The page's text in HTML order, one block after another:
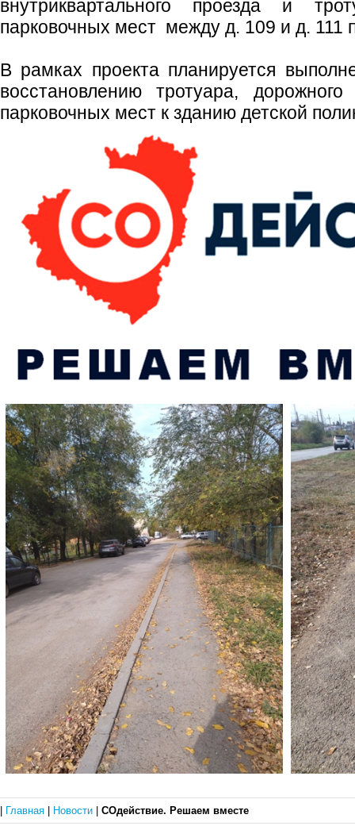
внутриквартального проезда и
парковочных мест между д. 109 и д. 111
В рамках проекта планируется
восстановлению тротуара,
парковочных мест к зданию детской
Главная Новости СОдействие. Решаем вместе